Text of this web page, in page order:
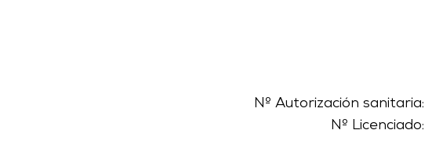
Nº Autorización sanitaria:
Nº Licenciado: